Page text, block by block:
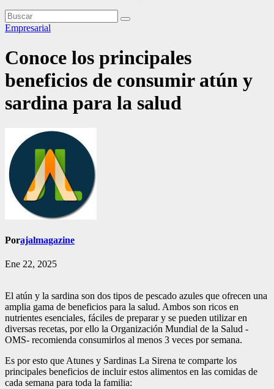
Empresarial
Conoce los principales
beneficios de consumir atún y
sardina para la salud
Porajalmagazine
Ene 22, 2025
El atún y la sardina son dos tipos de pescado azules que ofrecen una
amplia gama de beneficios para la salud. Ambos son ricos en
nutrientes esenciales, fáciles de preparar y se pueden utilizar en
diversas recetas, por ello la Organización Mundial de la Salud -
OMS- recomienda consumirlos al menos 3 veces por semana.
Es por esto que Atunes y Sardinas La Sirena te comparte los
principales beneficios de incluir estos alimentos en las comidas de
cada semana para toda la familia: